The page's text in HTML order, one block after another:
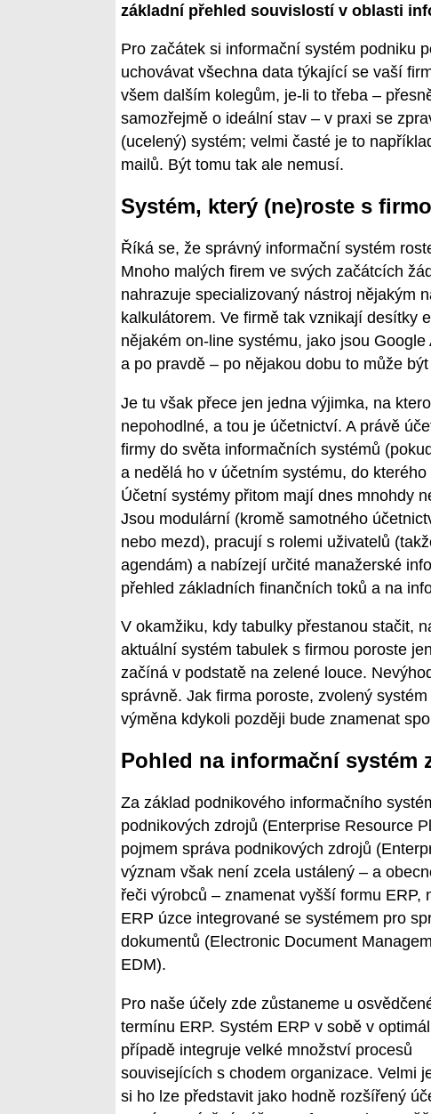
základní přehled souvislostí v oblasti
Pro začátek si informační systém podniku
uchovávat všechna data týkající se vaší
všem dalším kolegům, je-li to třeba –
samozřejmě o ideální stav – v praxi se
(ucelený) systém; velmi časté je to
mailů. Být tomu tak ale nemusí.
Systém, který (ne)roste s
Říká se, že správný informační systém
Mnoho malých firem ve svých začátcích
nahrazuje specializovaný nástroj nějakým
kalkulátorem. Ve firmě tak vznikají desítky
nějakém on-line systému, jako jsou
a po pravdě – po nějakou dobu to může
Je tu však přece jen jedna výjimka, na
nepohodlné, a tou je účetnictví. A právě
firmy do světa informačních systémů
a nedělá ho v účetním systému, do
Účetní systémy přitom mají dnes mnohdy
Jsou modulární (kromě samotného
nebo mezd), pracují s rolemi uživatelů
agendám) a nabízejí určité manažerské
přehled základních finančních toků a na
V okamžiku, kdy tabulky přestanou stačit,
aktuální systém tabulek s firmou poroste
začíná v podstatě na zelené louce.
správně. Jak firma poroste, zvolený
výměna kdykoli později bude znamenat
Pohled na informační systém
Za základ podnikového informačního
podnikových zdrojů (Enterprise Resource
pojmem správa podnikových zdrojů
význam však není zcela ustálený – a
řeči výrobců – znamenat vyšší formu ERP,
ERP úzce integrované se systémem pro
dokumentů (Electronic Document
EDM).
Pro naše účely zde zůstaneme u
termínu ERP. Systém ERP v sobě v
případě integruje velké množství procesů
souvisejících s chodem organizace. Velmi
si ho lze představit jako hodně rozšířený